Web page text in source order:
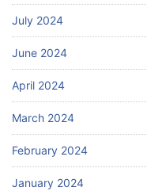
July 2024
June 2024
April 2024
March 2024
February 2024
January 2024